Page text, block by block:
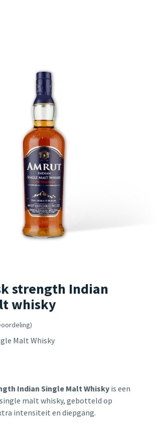
strength Indian
whisky
Malt Whisky
Indian Single Malt Whisky is een
malt whisky, gebotteld op
intensiteit en diepgang.